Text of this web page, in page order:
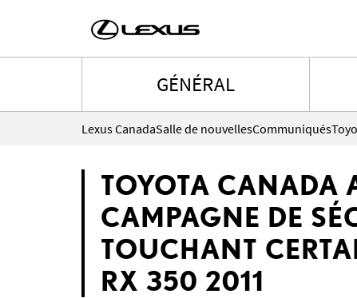
GÉNÉRAL
Lexus CanadaSalle de nouvellesCommuniqués
TOYOTA CANADA
CAMPAGNE DE
TOUCHANT
RX 350 2011